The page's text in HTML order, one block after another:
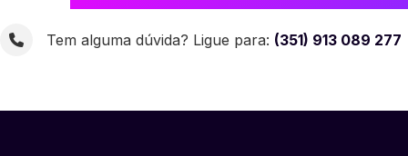
Tem alguma dúvida? Ligue para: (351) 913 089 277